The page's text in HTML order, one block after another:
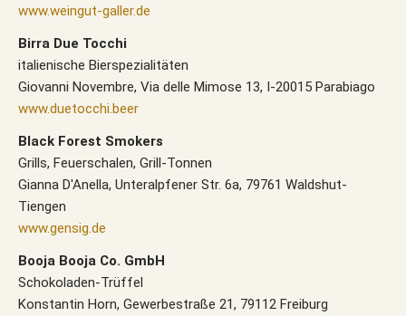
www.weingut-galler.de
Birra Due Tocchi
italienische Bierspezialitäten
Giovanni Novembre, Via delle Mimose 13, I-20015 Parabiago
www.duetocchi.beer
Black Forest Smokers
Grills, Feuerschalen, Grill-Tonnen
Gianna D'Anella, Unteralpfener Str. 6a, 79761 Waldshut-
Tiengen
www.gensig.de
Booja Booja Co. GmbH
Schokoladen-Trüffel
Konstantin Horn, Gewerbestraße 21, 79112 Freiburg